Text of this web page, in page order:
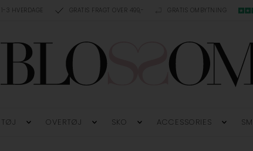
3 HVERDAGE GRATIS FRAGT OVER 499,- GRATIS OMBYTNING
TØJ OVERTØJ SKO ACCESSORIES